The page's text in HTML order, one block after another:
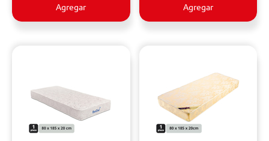
Agregar Agregar